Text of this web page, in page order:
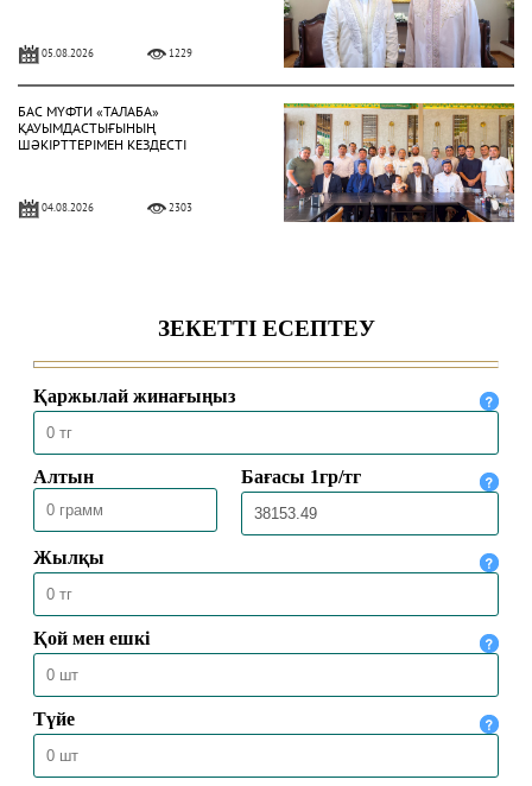
05.08.2026 1229
БАС МҮФТИ «ТАЛАБА»
ҚАУЫМДАСТЫҒЫНЫҢ
ШӘКІРТТЕРІМЕН КЕЗДЕСТІ
04.08.2026 2303
04.08.2026 2007
БАС МҮФТИ ТӨРАЛҚА МӘЖІЛІСІН
ӨТКІЗДІ
31.07.2026